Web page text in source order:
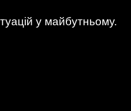
у майбутньому.